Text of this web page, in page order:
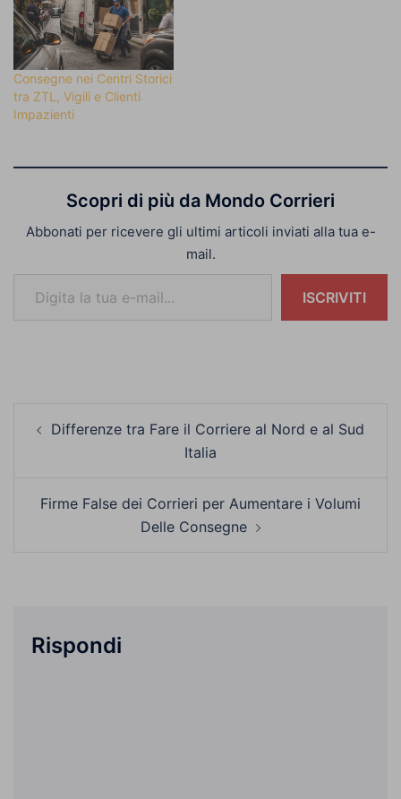
Consegne nei Centri Storici
tra ZTL, Vigili e Clienti
Impazienti
Scopri di più da Mondo Corrieri
Abbonati per ricevere gli ultimi articoli inviati alla tua e-
mail.
Digita la tua e-mail...
ISCRIVITI
articolo
Differenze tra Fare il Corriere al Nord e al Sud
Italia
Firme False dei Corrieri per Aumentare i Volumi
Delle Consegne
Rispondi